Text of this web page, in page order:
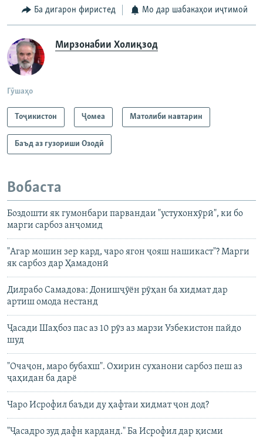
Ба дигарон фиристед Мо дар шабакаҳои иҷтимоӣ
Мирзонабии Холиқзод
Гӯшаҳо
Тоҷикистон Ҷомeа Матолиби навтарин
Баъд аз гузориши Озодӣ
Вобаста
Боздошти як гумонбари парвандаи "устухонхӯрӣ", ки бо
марги сарбоз анҷомид
"Агар мошин зер кард, чаро ягон ҷояш нашикаст"? Марги
як сарбоз дар Ҳамадонӣ
Дилрабо Самадова: Донишҷӯён рӯҳан ба хидмат дар
артиш омода нестанд
Ҷасади Шаҳбоз пас аз 10 рӯз аз марзи Узбекистон пайдо
шуд
"Очаҷон, маро бубахш". Охирин суханони сарбоз пеш аз
ҷаҳидан ба дарё
Чаро Исрофил баъди ду ҳафтаи хидмат ҷон дод?
"Ҷасадро зуд дафн карданд." Ба Исрофил дар қисми